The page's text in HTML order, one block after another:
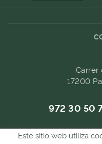
Carrer
17200
972 30 50
Este sitio web utiliza